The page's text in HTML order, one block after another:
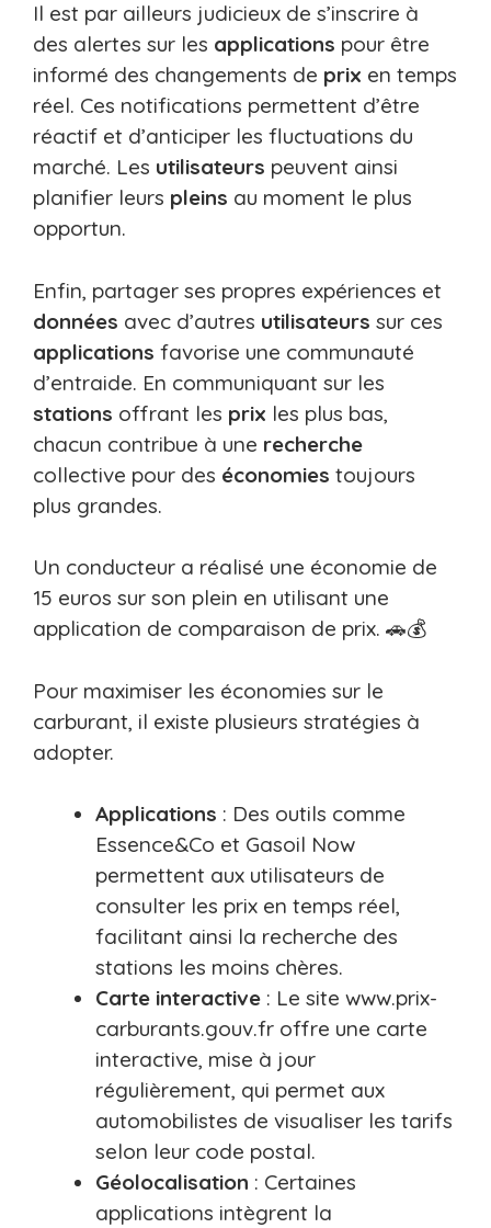
Il est par ailleurs judicieux de s’inscrire à
des alertes sur les applications pour être
informé des changements de prix en temps
réel. Ces notifications permettent d’être
réactif et d’anticiper les fluctuations du
marché. Les utilisateurs peuvent ainsi
planifier leurs pleins au moment le plus
opportun.
Enfin, partager ses propres expériences et
données avec d’autres utilisateurs sur ces
applications favorise une communauté
d’entraide. En communiquant sur les
stations offrant les prix les plus bas,
chacun contribue à une recherche
collective pour des économies toujours
plus grandes.
Un conducteur a réalisé une économie de
15 euros sur son plein en utilisant une
application de comparaison de prix. 🚗💰
Pour maximiser les économies sur le
carburant, il existe plusieurs stratégies à
adopter.
Applications : Des outils comme
Essence&Co et Gasoil Now
permettent aux utilisateurs de
consulter les prix en temps réel,
facilitant ainsi la recherche des
stations les moins chères.
Carte interactive : Le site www.prix-
carburants.gouv.fr offre une carte
interactive, mise à jour
régulièrement, qui permet aux
automobilistes de visualiser les tarifs
selon leur code postal.
Géolocalisation : Certaines
applications intègrent la